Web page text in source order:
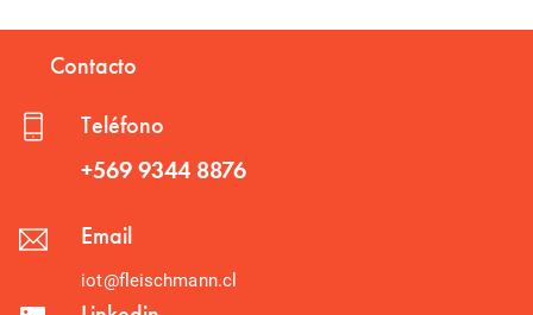
Contacto
Teléfono
+569 9344 8876
Email
iot@fleischmann.cl